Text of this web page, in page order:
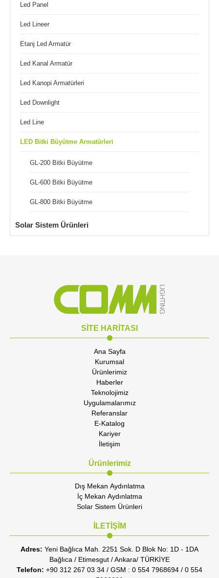
Led Panel
Led Lineer
Etanj Led Armatür
Led Kanal Armatür
Led Kanopi Armatürleri
Led Downlight
Led Line
LED Bitki Büyütme Armatürleri
GL-200 Bitki Büyütme
GL-600 Bitki Büyütme
GL-800 Bitki Büyütme
Solar Sistem Ürünleri
SİTE HARİTASI
Ana Sayfa
Kurumsal
Ürünlerimiz
Haberler
Teknolojimiz
Uygulamalarımız
Referanslar
E-Katalog
Kariyer
İletişim
Ürünlerimiz
Dış Mekan Aydınlatma
İç Mekan Aydınlatma
Solar Sistem Ürünleri
İLETİŞİM
Adres: Yeni Bağlıca Mah. 2251 Sok. D Blok No: 1D - 1DA
Bağlıca / Etimesgut / Ankara/ TÜRKİYE
Telefon: +90 312 267 03 34 / GSM : 0 554 7968694 / 0 554